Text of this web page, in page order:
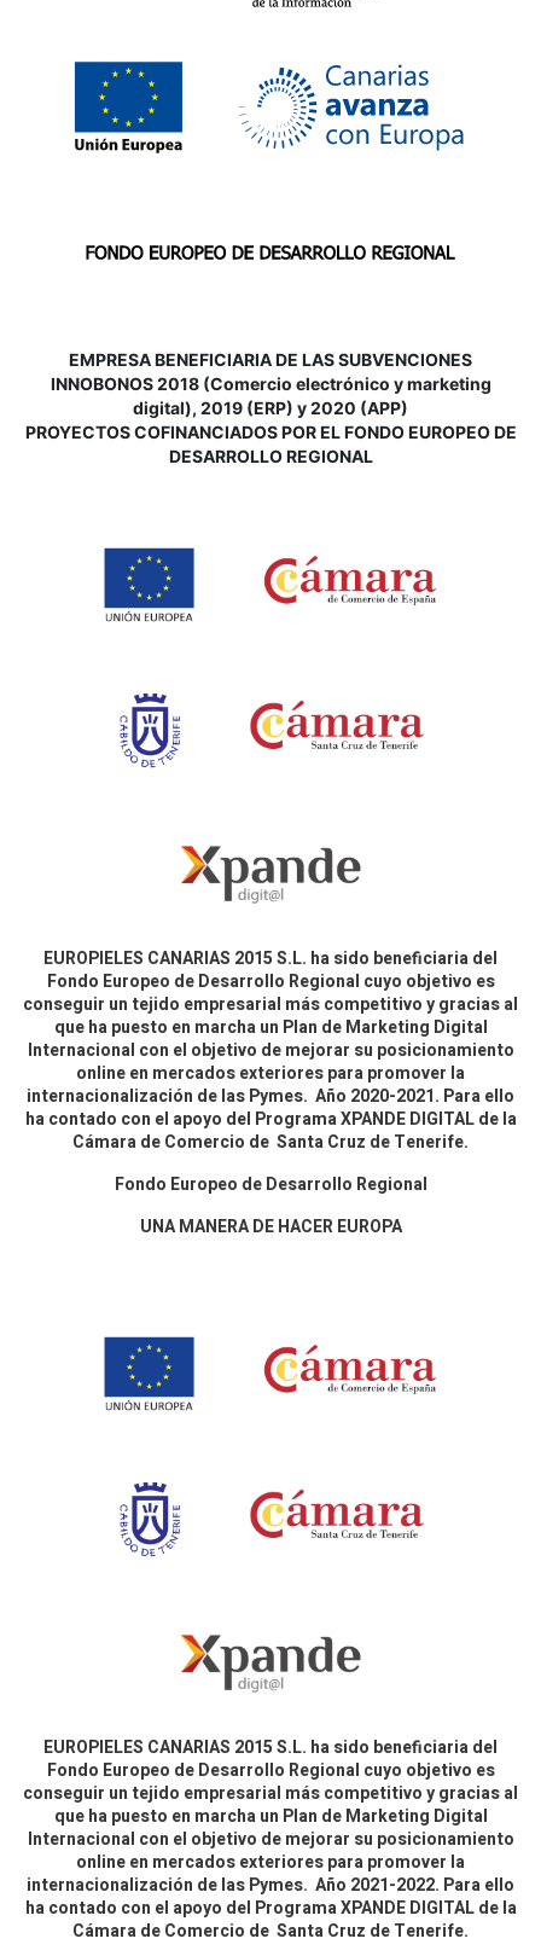
EMPRESA BENEFICIARIA DE LAS SUBVENCIONES
INNOBONOS 2018 (Comercio electrónico y marketing
digital), 2019 (ERP) y 2020 (APP)
PROYECTOS COFINANCIADOS POR EL FONDO EUROPEO DE
DESARROLLO REGIONAL
EUROPIELES CANARIAS 2015 S.L. ha sido beneficiaria del
Fondo Europeo de Desarrollo Regional cuyo objetivo es
conseguir un tejido empresarial más competitivo y gracias al
que ha puesto en marcha un Plan de Marketing Digital
Internacional con el objetivo de mejorar su posicionamiento
online en mercados exteriores para promover la
internacionalización de las Pymes. Año 2020-2021. Para ello
ha contado con el apoyo del Programa XPANDE DIGITAL de la
Cámara de Comercio de Santa Cruz de Tenerife.
Fondo Europeo de Desarrollo Regional
UNA MANERA DE HACER EUROPA
EUROPIELES CANARIAS 2015 S.L. ha sido beneficiaria del
Fondo Europeo de Desarrollo Regional cuyo objetivo es
conseguir un tejido empresarial más competitivo y gracias al
que ha puesto en marcha un Plan de Marketing Digital
Internacional con el objetivo de mejorar su posicionamiento
online en mercados exteriores para promover la
internacionalización de las Pymes. Año 2021-2022. Para ello
ha contado con el apoyo del Programa XPANDE DIGITAL de la
Cámara de Comercio de Santa Cruz de Tenerife.